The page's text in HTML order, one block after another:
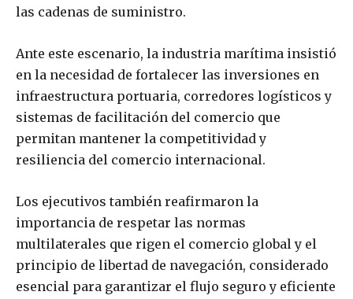
las cadenas de suministro.
Ante este escenario, la industria marítima insistió
en la necesidad de fortalecer las inversiones en
infraestructura portuaria, corredores logísticos y
sistemas de facilitación del comercio que
permitan mantener la competitividad y
resiliencia del comercio internacional.
Los ejecutivos también reafirmaron la
importancia de respetar las normas
multilaterales que rigen el comercio global y el
principio de libertad de navegación, considerado
esencial para garantizar el flujo seguro y eficiente